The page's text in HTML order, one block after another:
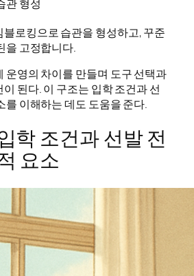
관 형성
로킹으로 습관을 형성하고, 꾸준
을 고정합니다.
운영의 차이를 만들며 도구 선택과
된다. 이 구조는 입학 조건과 선
를 이해하는 데도 도움을 준다.
학 조건과 선발 전
요소